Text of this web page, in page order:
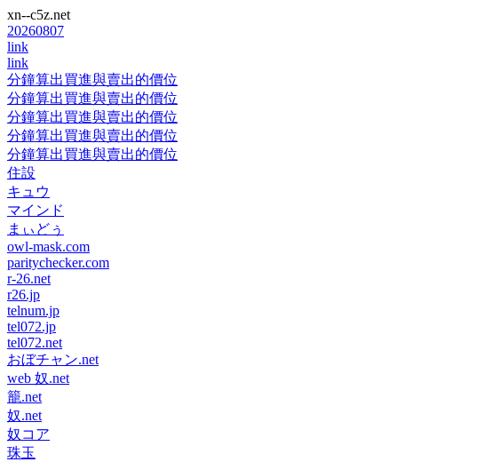
xn--c5z.net
20260807
link
link
分鐘算出買進與賣出的價位
分鐘算出買進與賣出的價位
分鐘算出買進與賣出的價位
分鐘算出買進與賣出的價位
分鐘算出買進與賣出的價位
住設
キュウ
マインド
まぃどぅ
owl-mask.com
paritychecker.com
r-26.net
r26.jp
telnum.jp
tel072.jp
tel072.net
おぼチャン.net
web 奴.net
籠.net
奴.net
奴コア
珠玉